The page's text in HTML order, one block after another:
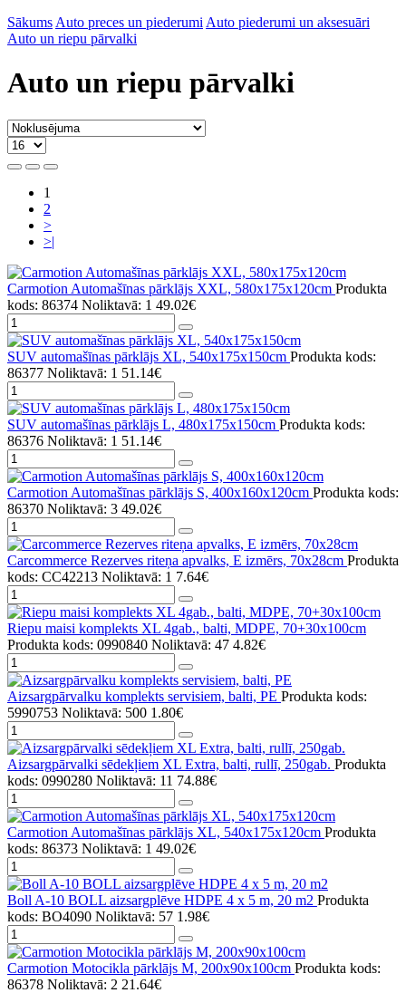
Sākums Auto preces un piederumi Auto piederumi un aksesuāri
Auto un riepu pārvalki
Auto un riepu pārvalki
1
2
>
>|
Carmotion Automašīnas pārklājs XXL, 580x175x120cm Produkta
kods: 86374 Noliktavā: 1 49.02€
SUV automašīnas pārklājs XL, 540x175x150cm Produkta kods:
86377 Noliktavā: 1 51.14€
SUV automašīnas pārklājs L, 480x175x150cm Produkta kods:
86376 Noliktavā: 1 51.14€
Carmotion Automašīnas pārklājs S, 400x160x120cm Produkta kods:
86370 Noliktavā: 3 49.02€
Carcommerce Rezerves riteņa apvalks, E izmērs, 70x28cm Produkta
kods: CC42213 Noliktavā: 1 7.64€
Riepu maisi komplekts XL 4gab., balti, MDPE, 70+30x100cm
Produkta kods: 0990840 Noliktavā: 47 4.82€
Aizsargpārvalku komplekts servisiem, balti, PE Produkta kods:
5990753 Noliktavā: 500 1.80€
Aizsargpārvalki sēdekļiem XL Extra, balti, rullī, 250gab. Produkta
kods: 0990280 Noliktavā: 11 74.88€
Carmotion Automašīnas pārklājs XL, 540x175x120cm Produkta
kods: 86373 Noliktavā: 1 49.02€
Boll A-10 BOLL aizsargplēve HDPE 4 x 5 m, 20 m2 Produkta
kods: BO4090 Noliktavā: 57 1.98€
Carmotion Motocikla pārklājs M, 200x90x100cm Produkta kods:
86378 Noliktavā: 2 21.64€